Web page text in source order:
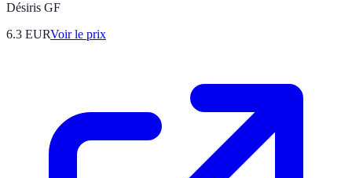
Désiris GF
6.3 EURVoir le prix